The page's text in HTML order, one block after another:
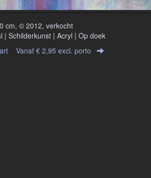
cm, © 2012, verkocht
| Schilderkunst | Acryl | Op doek
Vanaf € 2,95 excl. porto